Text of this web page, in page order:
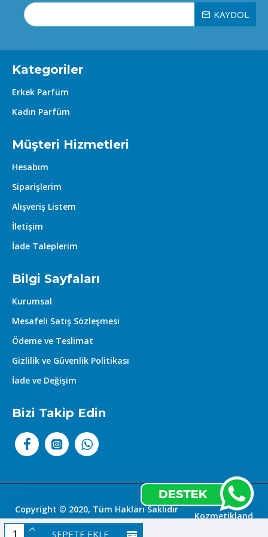
SEPETE EKLE
nasıl koktuğuna dair değerlendirmek her
zaman en iyi yaklaşım olacaktır.
KAYDOL
Kategoriler
Erkek Parfüm
Kadın Parfüm
Müşteri Hizmetleri
Hesabım
Siparişlerim
Alışveriş Listem
İletişim
İade Taleplerim
Bilgi Sayfaları
Kurumsal
Mesafeli Satış Sözleşmesi
Ödeme ve Teslimat
Gizlilik ve Güvenlik Politikası
İade ve Değişim
Bizi Takip Edin
Copyright © 2020, Tüm Hakları Saklıdır
|
Kozmetikland